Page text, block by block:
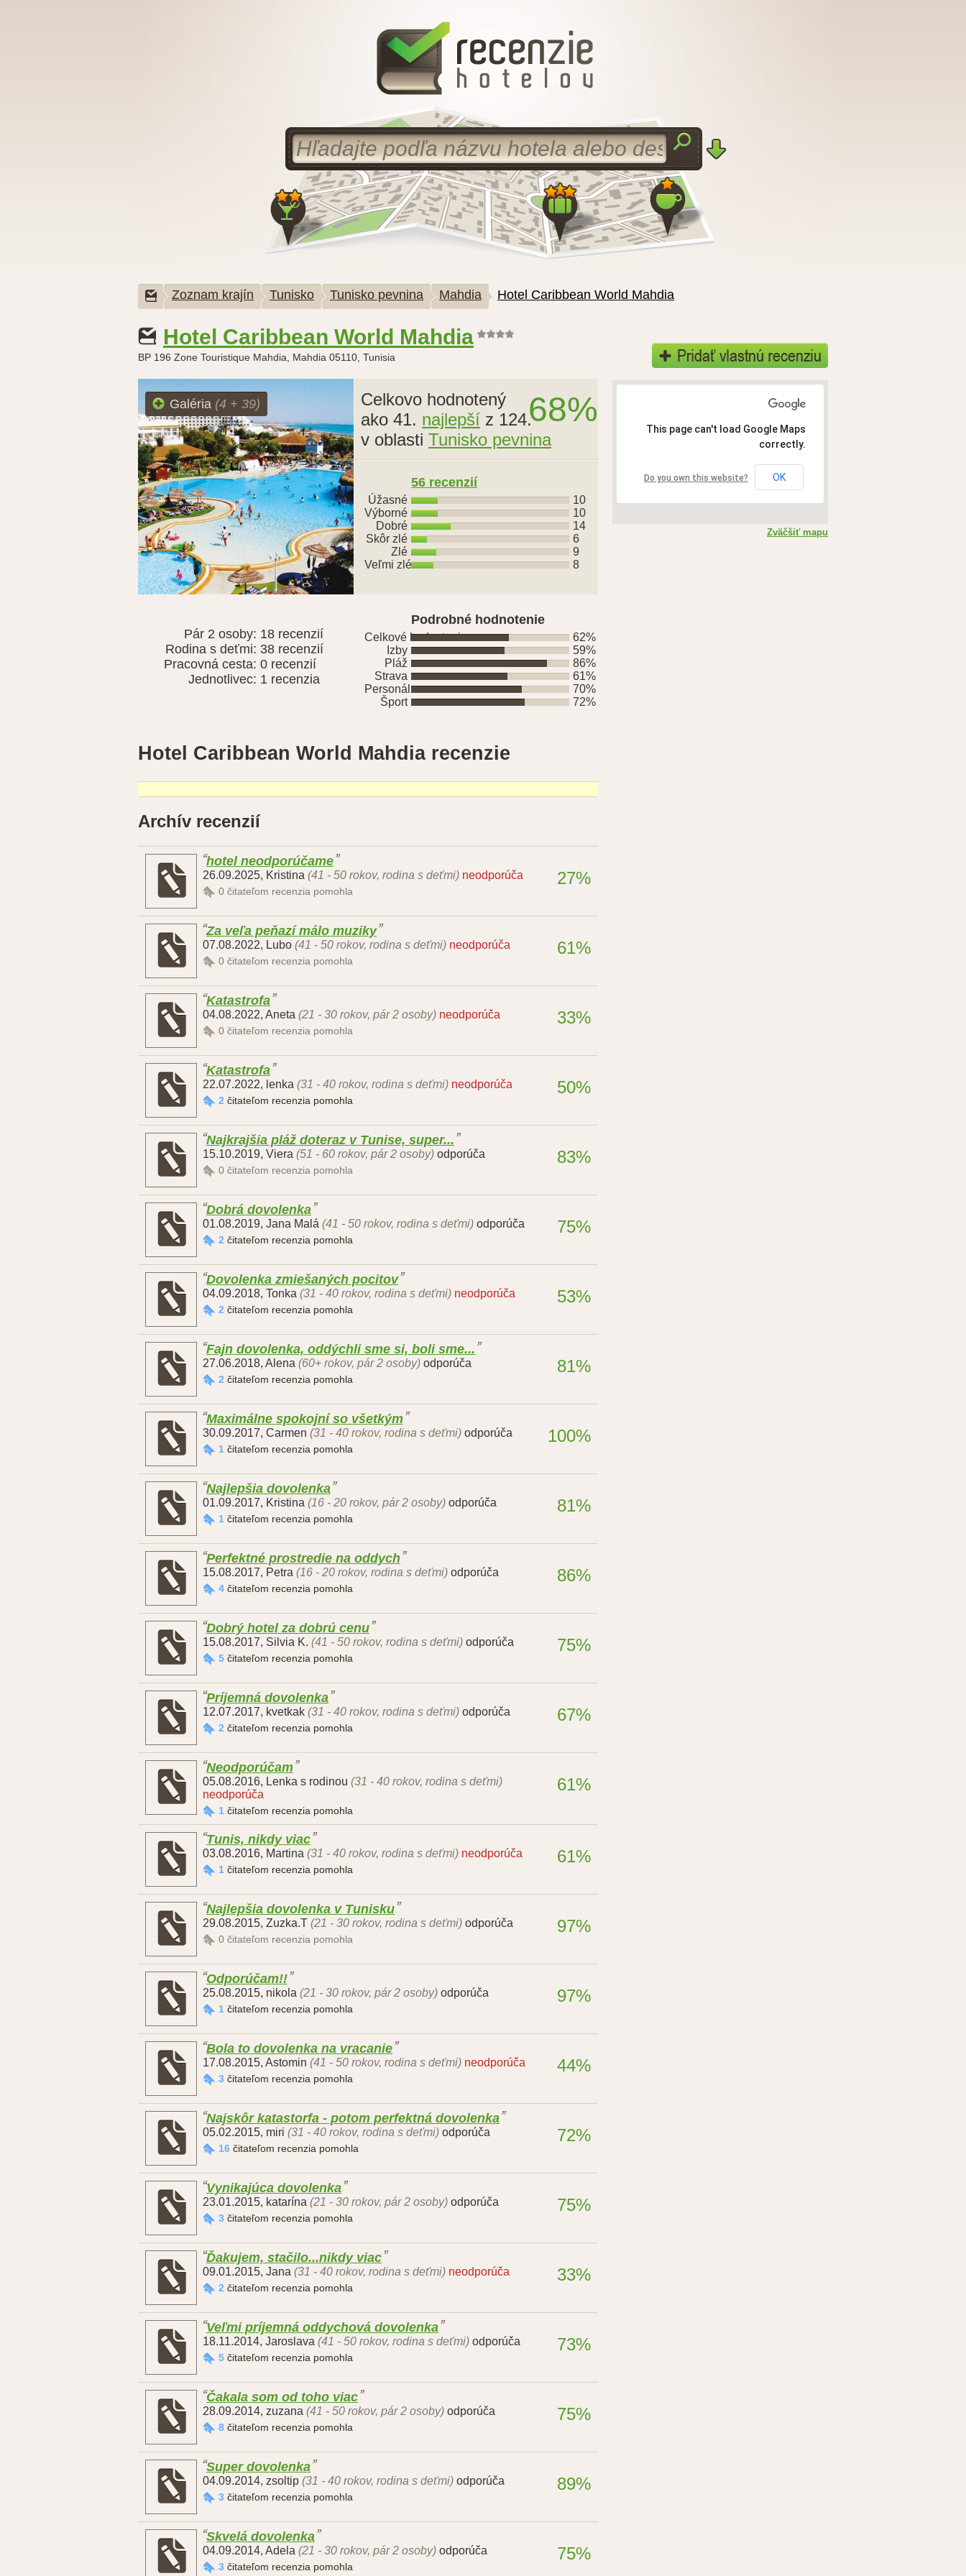
Zoznam krajín Tunisko Tunisko pevnina Mahdia Hotel Caribbean World Mahdia
Hotel Caribbean World Mahdia
BP 196 Zone Touristique Mahdia, Mahdia 05110, Tunisia
Galéria (4 + 39) 68%
Celkovo hodnotený
ako 41. najlepší z 124.
v oblasti Tunisko pevnina
56 recenzií
Úžasné
10
Výborné
10
Dobré
14
Skôr zlé
6
Zlé
9
Veľmi zlé
8
Pár 2 osoby: 18 recenzií
Rodina s deťmi: 38 recenzií
Pracovná cesta: 0 recenzií
Jednotlivec: 1 recenzia
Podrobné hodnotenie
Celkové hodnotenie
62%
Izby
59%
Pláž
86%
Strava
61%
Personál
70%
Šport
72%
Hotel Caribbean World Mahdia recenzie
Archív recenzií
hotel neodporúčame
26.09.2025, Kristina (41 - 50 rokov, rodina s deťmi) neodporúča
0 čitateľom recenzia pomohla
27%
Za veľa peňazí málo muziky
07.08.2022, Lubo (41 - 50 rokov, rodina s deťmi) neodporúča
0 čitateľom recenzia pomohla
61%
Katastrofa
04.08.2022, Aneta (21 - 30 rokov, pár 2 osoby) neodporúča
0 čitateľom recenzia pomohla
33%
Katastrofa
22.07.2022, lenka (31 - 40 rokov, rodina s deťmi) neodporúča
2 čitateľom recenzia pomohla
50%
Najkrajšia pláž doteraz v Tunise, super...
15.10.2019, Viera (51 - 60 rokov, pár 2 osoby) odporúča
0 čitateľom recenzia pomohla
83%
Dobrá dovolenka
01.08.2019, Jana Malá (41 - 50 rokov, rodina s deťmi) odporúča
2 čitateľom recenzia pomohla
75%
Dovolenka zmiešaných pocitov
04.09.2018, Tonka (31 - 40 rokov, rodina s deťmi) neodporúča
2 čitateľom recenzia pomohla
53%
Fajn dovolenka, oddýchli sme si, boli sme...
27.06.2018, Alena (60+ rokov, pár 2 osoby) odporúča
2 čitateľom recenzia pomohla
81%
Maximálne spokojní so všetkým
30.09.2017, Carmen (31 - 40 rokov, rodina s deťmi) odporúča
1 čitateľom recenzia pomohla
100%
Najlepšia dovolenka
01.09.2017, Kristina (16 - 20 rokov, pár 2 osoby) odporúča
1 čitateľom recenzia pomohla
81%
Perfektné prostredie na oddych
15.08.2017, Petra (16 - 20 rokov, rodina s deťmi) odporúča
4 čitateľom recenzia pomohla
86%
Dobrý hotel za dobrú cenu
15.08.2017, Silvia K. (41 - 50 rokov, rodina s deťmi) odporúča
5 čitateľom recenzia pomohla
75%
Príjemná dovolenka
12.07.2017, kvetkak (31 - 40 rokov, rodina s deťmi) odporúča
2 čitateľom recenzia pomohla
67%
Neodporúčam
05.08.2016, Lenka s rodinou (31 - 40 rokov, rodina s deťmi)
neodporúča
1 čitateľom recenzia pomohla
61%
Tunis, nikdy viac
03.08.2016, Martina (31 - 40 rokov, rodina s deťmi) neodporúča
1 čitateľom recenzia pomohla
61%
Najlepšia dovolenka v Tunisku
29.08.2015, Zuzka.T (21 - 30 rokov, rodina s deťmi) odporúča
0 čitateľom recenzia pomohla
97%
Odporúčam!!
25.08.2015, nikola (21 - 30 rokov, pár 2 osoby) odporúča
1 čitateľom recenzia pomohla
97%
Bola to dovolenka na vracanie
17.08.2015, Astomin (41 - 50 rokov, rodina s deťmi) neodporúča
3 čitateľom recenzia pomohla
44%
Najskôr katastorfa - potom perfektná dovolenka
05.02.2015, miri (31 - 40 rokov, rodina s deťmi) odporúča
16 čitateľom recenzia pomohla
72%
Vynikajúca dovolenka
23.01.2015, katarína (21 - 30 rokov, pár 2 osoby) odporúča
3 čitateľom recenzia pomohla
75%
Ďakujem, stačilo...nikdy viac
09.01.2015, Jana (31 - 40 rokov, rodina s deťmi) neodporúča
2 čitateľom recenzia pomohla
33%
Veľmi príjemná oddychová dovolenka
18.11.2014, Jaroslava (41 - 50 rokov, rodina s deťmi) odporúča
5 čitateľom recenzia pomohla
73%
Čakala som od toho viac
28.09.2014, zuzana (41 - 50 rokov, pár 2 osoby) odporúča
8 čitateľom recenzia pomohla
75%
Super dovolenka
04.09.2014, zsoltip (31 - 40 rokov, rodina s deťmi) odporúča
3 čitateľom recenzia pomohla
89%
Skvelá dovolenka
04.09.2014, Adela (21 - 30 rokov, pár 2 osoby) odporúča
3 čitateľom recenzia pomohla
75%
This page can't load Google Maps
correctly.
Do you own this website? OK
Zväčšiť mapu